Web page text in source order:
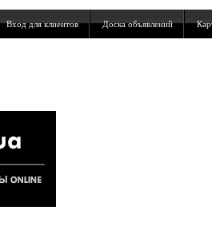
Вход для клиентов Доска объявлений